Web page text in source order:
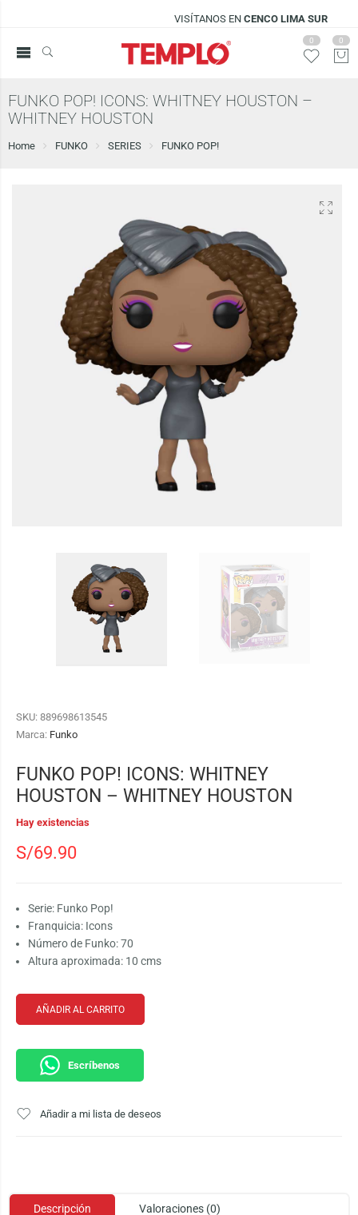
VISÍTANOS ENCENCO LIMA SUR
0 0
FUNKO POP! ICONS: WHITNEY HOUSTON –
WHITNEY HOUSTON
Home FUNKO SERIES FUNKO POP!
SKU: 889698613545
Marca: Funko
FUNKO POP! ICONS: WHITNEY
HOUSTON – WHITNEY HOUSTON
Hay existencias
S/69.90
Serie: Funko Pop!
Franquicia: Icons
Número de Funko: 70
Altura aproximada: 10 cms
AÑADIR AL CARRITO
Escríbenos
Añadir a mi lista de deseos
Descripción Valoraciones (0)